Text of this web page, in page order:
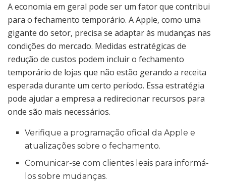
A economia em geral pode ser um fator que contribui
para o fechamento temporário. A Apple, como uma
gigante do setor, precisa se adaptar às mudanças nas
condições do mercado. Medidas estratégicas de
redução de custos podem incluir o fechamento
temporário de lojas que não estão gerando a receita
esperada durante um certo período. Essa estratégia
pode ajudar a empresa a redirecionar recursos para
onde são mais necessários.
Verifique a programação oficial da Apple e
atualizações sobre o fechamento.
Comunicar-se com clientes leais para informá-
los sobre mudanças.